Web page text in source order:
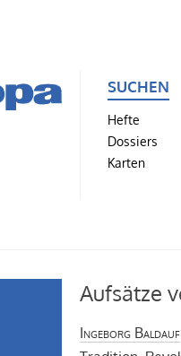
SUCHEN
Hefte
Dossiers
Karten
Aufsätze
Ingeborg Baldauf